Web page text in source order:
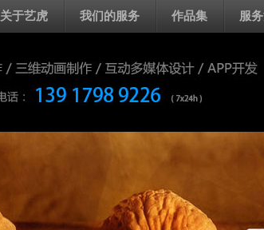
关于艺虎 我们的服务 作品集 服